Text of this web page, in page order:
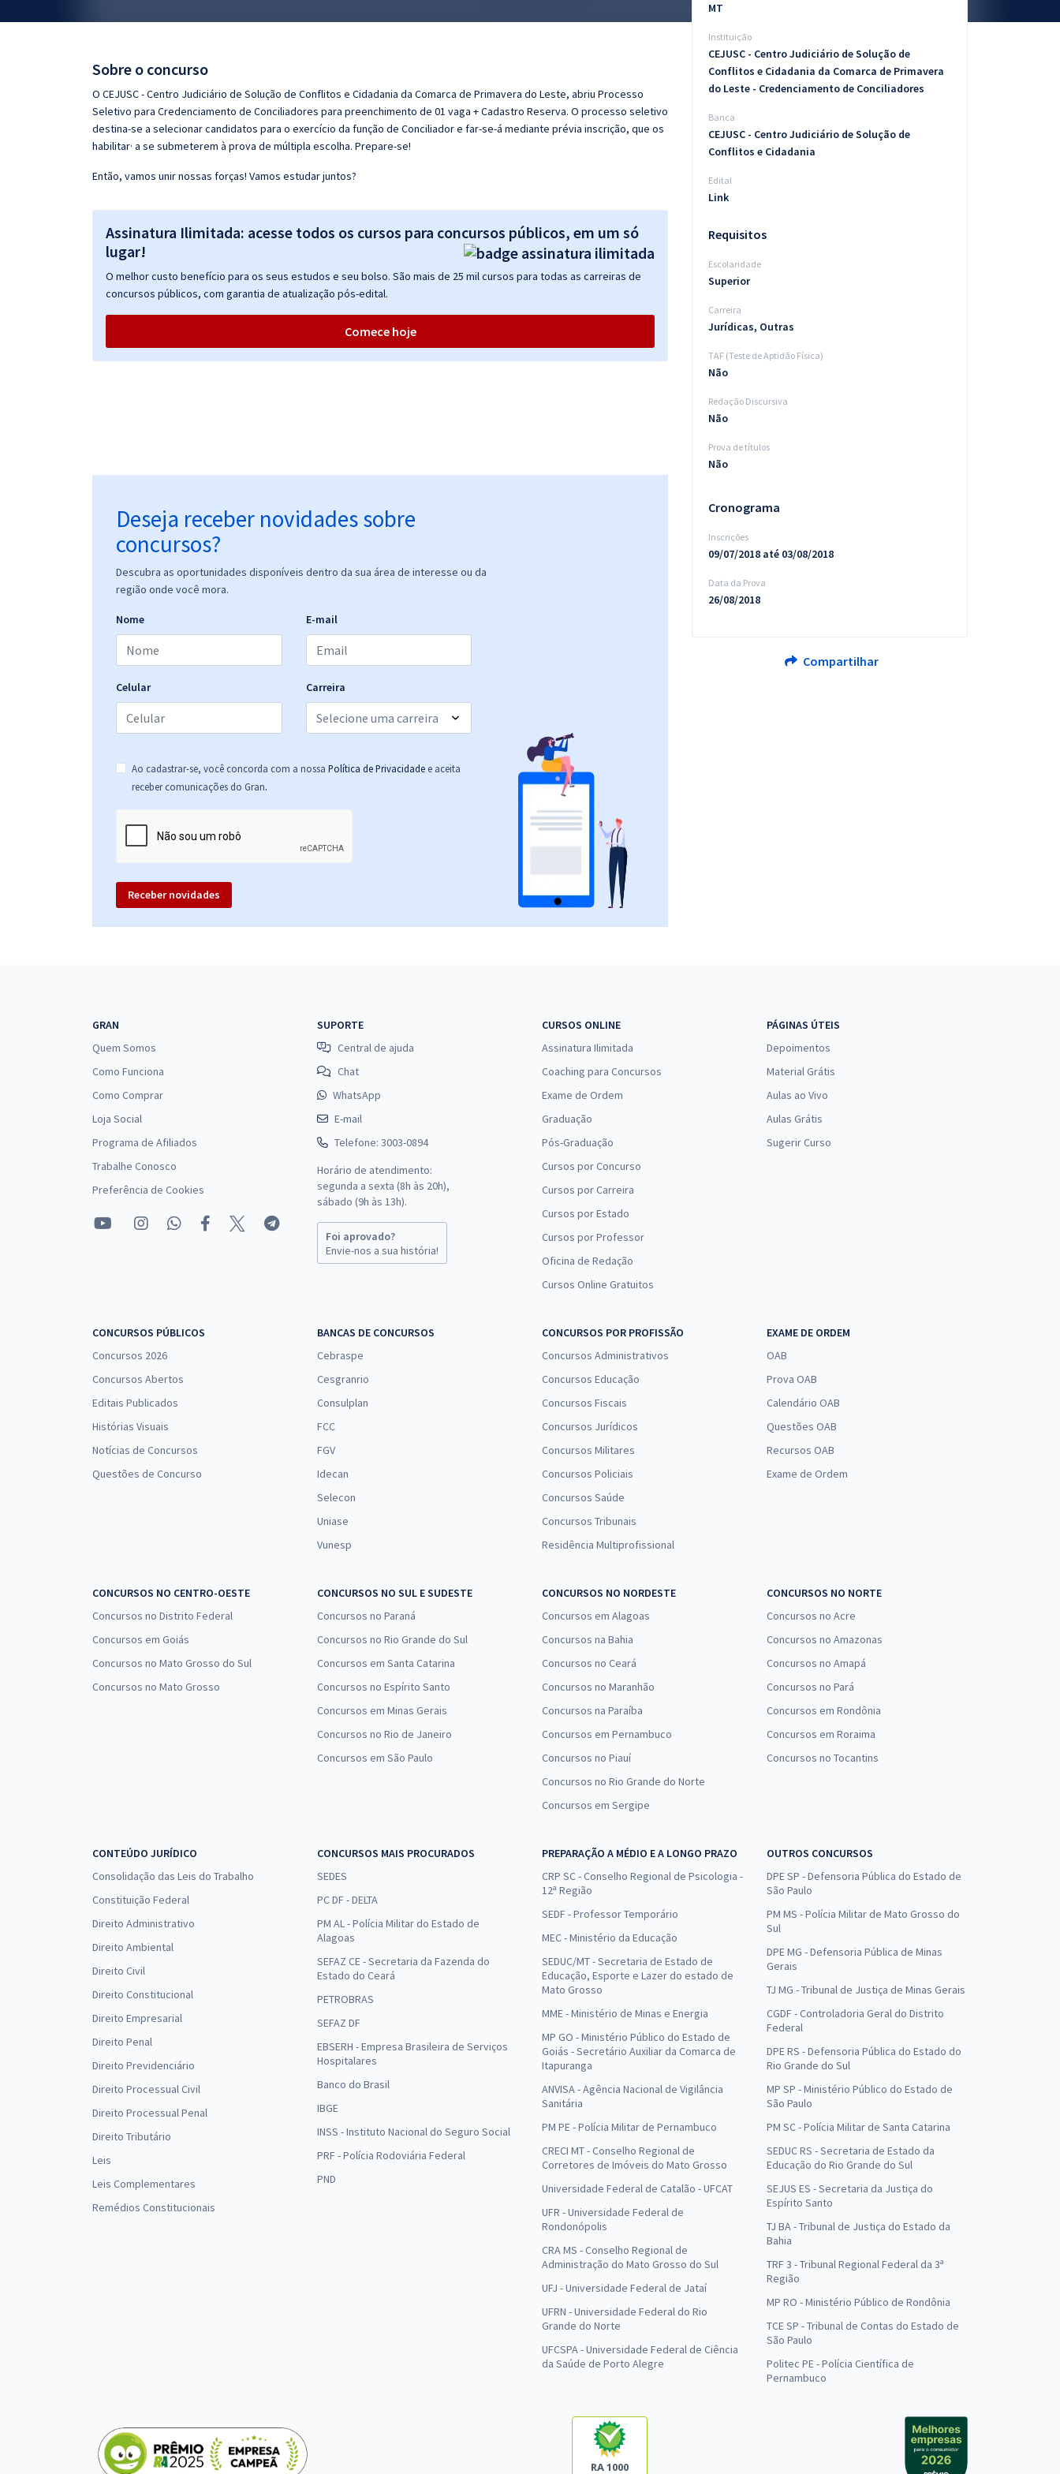
Sobre o concurso
O CEJUSC - Centro Judiciário de Solução de Conflitos e Cidadania da Comarca de Primavera do Leste, abriu Processo
Seletivo para Credenciamento de Conciliadores para preenchimento de 01 vaga + Cadastro Reserva. O processo seletivo
destina-se a selecionar candidatos para o exercício da função de Conciliador e far-se-á mediante prévia inscrição, que os
habilitar· a se submeterem à prova de múltipla escolha. Prepare-se!
Então, vamos unir nossas forças! Vamos estudar juntos?
Assinatura Ilimitada: acesse todos os cursos para concursos públicos, em um só
lugar!
O melhor custo benefício para os seus estudos e seu bolso. São mais de 25 mil cursos para todas as carreiras de
concursos públicos, com garantia de atualização pós-edital.
Comece hoje
Deseja receber novidades sobre
concursos?
Descubra as oportunidades disponíveis dentro da sua área de interesse ou da
região onde você mora.
Nome E-mail
Celular Carreira
Ao cadastrar-se, você concorda com a nossa Política de Privacidade e aceita
receber comunicações do Gran.
Receber novidades
MT
Instituição
CEJUSC - Centro Judiciário de Solução de
Conflitos e Cidadania da Comarca de Primavera
do Leste - Credenciamento de Conciliadores
Banca
CEJUSC - Centro Judiciário de Solução de
Conflitos e Cidadania
Edital
Link
Requisitos
Escolaridade
Superior
Carreira
Jurídicas, Outras
TAF (Teste de Aptidão Física)
Não
Redação Discursiva
Não
Prova de títulos
Não
Cronograma
Inscrições
09/07/2018 até 03/08/2018
Data da Prova
26/08/2018
Compartilhar
GRAN
Quem Somos
Como Funciona
Como Comprar
Loja Social
Programa de Afiliados
Trabalhe Conosco
Preferência de Cookies
SUPORTE
Central de ajuda
Chat
WhatsApp
E-mail
Telefone: 3003-0894
Horário de atendimento:
segunda a sexta (8h às 20h),
sábado (9h às 13h).
Foi aprovado?
Envie-nos a sua história!
CURSOS ONLINE
Assinatura Ilimitada
Coaching para Concursos
Exame de Ordem
Graduação
Pós-Graduação
Cursos por Concurso
Cursos por Carreira
Cursos por Estado
Cursos por Professor
Oficina de Redação
Cursos Online Gratuitos
PÁGINAS ÚTEIS
Depoimentos
Material Grátis
Aulas ao Vivo
Aulas Grátis
Sugerir Curso
CONCURSOS PÚBLICOS
Concursos 2026
Concursos Abertos
Editais Publicados
Histórias Visuais
Notícias de Concursos
Questões de Concurso
BANCAS DE CONCURSOS
Cebraspe
Cesgranrio
Consulplan
FCC
FGV
Idecan
Selecon
Uniase
Vunesp
CONCURSOS POR PROFISSÃO
Concursos Administrativos
Concursos Educação
Concursos Fiscais
Concursos Jurídicos
Concursos Militares
Concursos Policiais
Concursos Saúde
Concursos Tribunais
Residência Multiprofissional
EXAME DE ORDEM
OAB
Prova OAB
Calendário OAB
Questões OAB
Recursos OAB
Exame de Ordem
CONCURSOS NO CENTRO-OESTE
Concursos no Distrito Federal
Concursos em Goiás
Concursos no Mato Grosso do Sul
Concursos no Mato Grosso
CONCURSOS NO SUL E SUDESTE
Concursos no Paraná
Concursos no Rio Grande do Sul
Concursos em Santa Catarina
Concursos no Espírito Santo
Concursos em Minas Gerais
Concursos no Rio de Janeiro
Concursos em São Paulo
CONCURSOS NO NORDESTE
Concursos em Alagoas
Concursos na Bahia
Concursos no Ceará
Concursos no Maranhão
Concursos na Paraíba
Concursos em Pernambuco
Concursos no Piauí
Concursos no Rio Grande do Norte
Concursos em Sergipe
CONCURSOS NO NORTE
Concursos no Acre
Concursos no Amazonas
Concursos no Amapá
Concursos no Pará
Concursos em Rondônia
Concursos em Roraima
Concursos no Tocantins
CONTEÚDO JURÍDICO
Consolidação das Leis do Trabalho
Constituição Federal
Direito Administrativo
Direito Ambiental
Direito Civil
Direito Constitucional
Direito Empresarial
Direito Penal
Direito Previdenciário
Direito Processual Civil
Direito Processual Penal
Direito Tributário
Leis
Leis Complementares
Remédios Constitucionais
CONCURSOS MAIS PROCURADOS
SEDES
PC DF - DELTA
PM AL - Polícia Militar do Estado de
Alagoas
SEFAZ CE - Secretaria da Fazenda do
Estado do Ceará
PETROBRAS
SEFAZ DF
EBSERH - Empresa Brasileira de Serviços
Hospitalares
Banco do Brasil
IBGE
INSS - Instituto Nacional do Seguro Social
PRF - Polícia Rodoviária Federal
PND
PREPARAÇÃO A MÉDIO E A LONGO PRAZO
CRP SC - Conselho Regional de Psicologia -
12ª Região
SEDF - Professor Temporário
MEC - Ministério da Educação
SEDUC/MT - Secretaria de Estado de
Educação, Esporte e Lazer do estado de
Mato Grosso
MME - Ministério de Minas e Energia
MP GO - Ministério Público do Estado de
Goiás - Secretário Auxiliar da Comarca de
Itapuranga
ANVISA - Agência Nacional de Vigilância
Sanitária
PM PE - Polícia Militar de Pernambuco
CRECI MT - Conselho Regional de
Corretores de Imóveis do Mato Grosso
Universidade Federal de Catalão - UFCAT
UFR - Universidade Federal de
Rondonópolis
CRA MS - Conselho Regional de
Administração do Mato Grosso do Sul
UFJ - Universidade Federal de Jataí
UFRN - Universidade Federal do Rio
Grande do Norte
UFCSPA - Universidade Federal de Ciência
da Saúde de Porto Alegre
OUTROS CONCURSOS
DPE SP - Defensoria Pública do Estado de
São Paulo
PM MS - Polícia Militar de Mato Grosso do
Sul
DPE MG - Defensoria Pública de Minas
Gerais
TJ MG - Tribunal de Justiça de Minas Gerais
CGDF - Controladoria Geral do Distrito
Federal
DPE RS - Defensoria Pública do Estado do
Rio Grande do Sul
MP SP - Ministério Público do Estado de
São Paulo
PM SC - Polícia Militar de Santa Catarina
SEDUC RS - Secretaria de Estado da
Educação do Rio Grande do Sul
SEJUS ES - Secretaria da Justiça do
Espírito Santo
TJ BA - Tribunal de Justiça do Estado da
Bahia
TRF 3 - Tribunal Regional Federal da 3ª
Região
MP RO - Ministério Público de Rondônia
TCE SP - Tribunal de Contas do Estado de
São Paulo
Politec PE - Polícia Científica de
Pernambuco
RA 1000